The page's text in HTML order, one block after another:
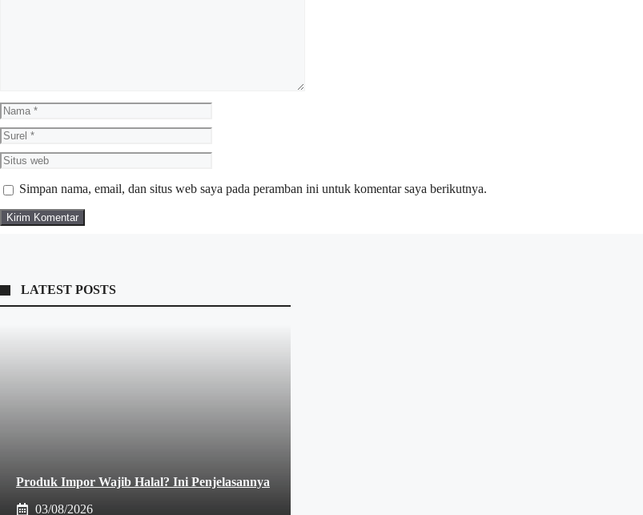
Nama
Surel
Situs
web
Simpan nama, email, dan situs web saya pada peramban ini untuk komentar saya berikutnya.
LATEST POSTS
Produk Impor Wajib Halal? Ini Penjelasannya
03/08/2026